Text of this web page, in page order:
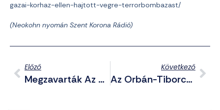
gazai-korhaz-ellen-hajtott-vegre-terrorbombazast/
(Neokohn nyomán Szent Korona Rádió)
Előző
Megzavarták Az Oroszok Ursula Von Der Leyen Repülőgépének GPS-Ét?
Következő
Az Orbán-Tiborcz Család New Yorkban Is Zsidó Étterembe Jár